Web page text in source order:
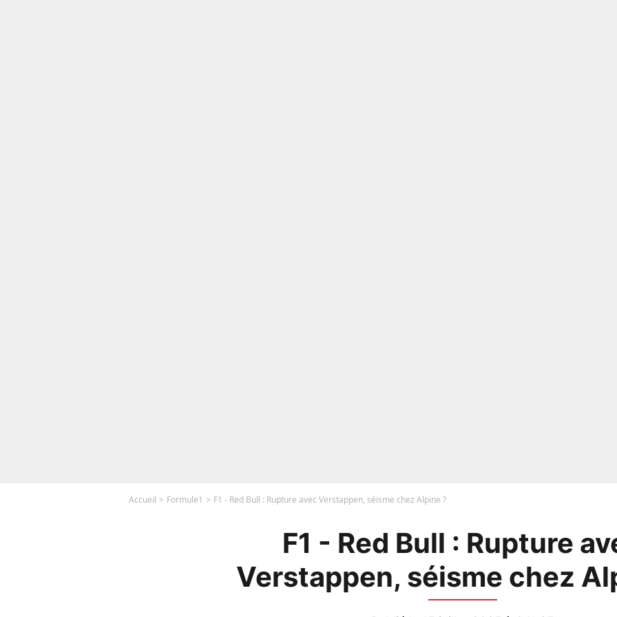
Accueil Formule1 F1 - Red Bull : Rupture avec Verstappen, séisme chez Alpine ?
F1 - Red Bull : Rupture
Verstappen, séisme chez